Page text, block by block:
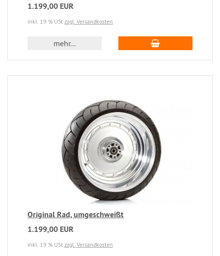
1.199,00 EUR
inkl. 19 % USt zzgl. Versandkosten
mehr...
Original Rad, umgeschweißt
1.199,00 EUR
inkl. 19 % USt zzgl. Versandkosten